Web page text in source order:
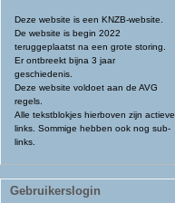
Deze website is een KNZB-website.
De website is begin 2022
teruggeplaatst na een grote storing.
Er ontbreekt bijna 3 jaar
geschiedenis.
Deze website voldoet aan de AVG
regels.
Alle tekstblokjes hierboven zijn actieve
links. Sommige hebben ook nog sub-
links.
Gebruikerslogin